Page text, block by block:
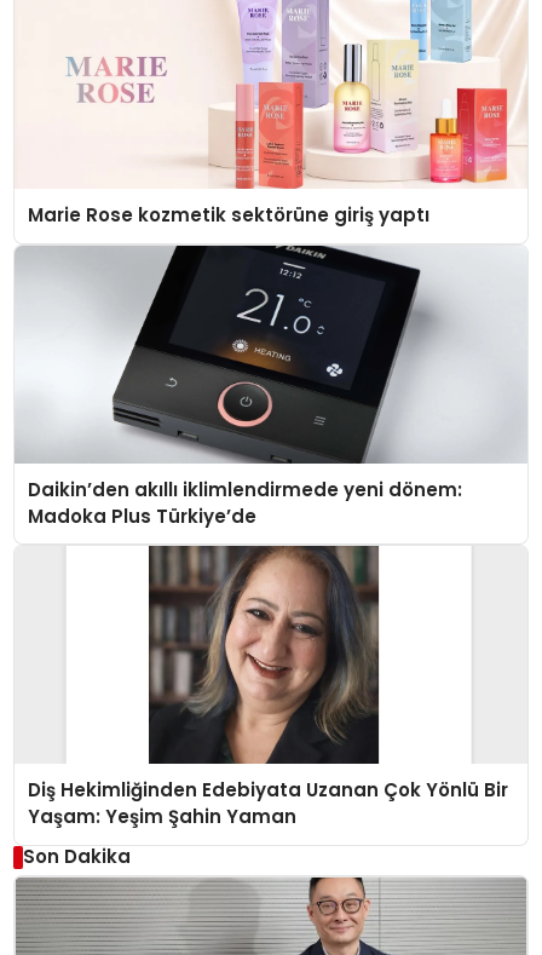
Marie Rose kozmetik sektörüne giriş yaptı
Daikin’den akıllı iklimlendirmede yeni dönem:
Madoka Plus Türkiye’de
Diş Hekimliğinden Edebiyata Uzanan Çok Yönlü Bir
Yaşam: Yeşim Şahin Yaman
Son Dakika